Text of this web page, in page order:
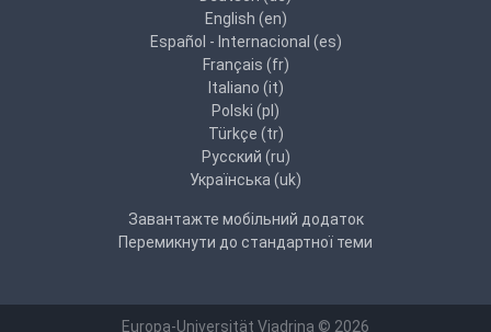
English ‎(en)‎
Español - Internacional ‎(es)‎
Français ‎(fr)‎
Italiano ‎(it)‎
Polski ‎(pl)‎
Türkçe ‎(tr)‎
Русский ‎(ru)‎
Українська ‎(uk)‎
Завантажте мобільний додаток
Перемикнути до стандартної теми
Europa-Universität Viadrina © 2026